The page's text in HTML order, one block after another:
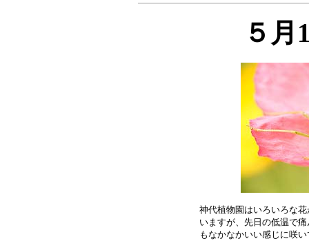
５月
神代植物園はいろいろな
いますが、先日の低温で
もなかなかいい感じに咲